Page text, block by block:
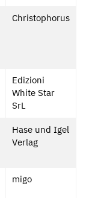
Christophorus
Edizioni
White Star
SrL
Hase und Igel
Verlag
migo